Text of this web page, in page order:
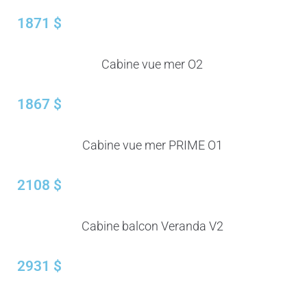
1871 $
Cabine vue mer O2
1867 $
Cabine vue mer PRIME O1
2108 $
Cabine balcon Veranda V2
2931 $